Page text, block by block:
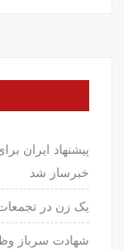
پیشنهاد ایران
خبرساز شد
یک زن در
شهادت سرباز